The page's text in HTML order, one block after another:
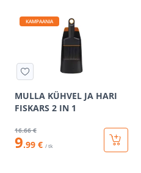
KAMPAANIA
MULLA KÜHVEL JA HARI
FISKARS 2 IN 1
16.66 €
9.99 € / tk